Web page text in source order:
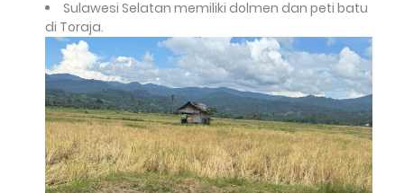
Sulawesi Selatan memiliki dolmen dan peti batu
di Toraja.